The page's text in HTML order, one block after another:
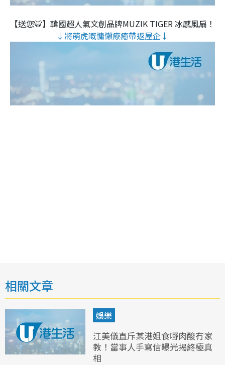
【送您🐯】韓國超人氣文創品牌MUZIK TIGER 冰感風扇！
↓將萌虎嘅慵懶療癒帶返屋企↓
相關文章
娛樂
江美儀直斥某港姐食嘢肉酸冇家
教！當事人手寫信曝光揭終極真
相